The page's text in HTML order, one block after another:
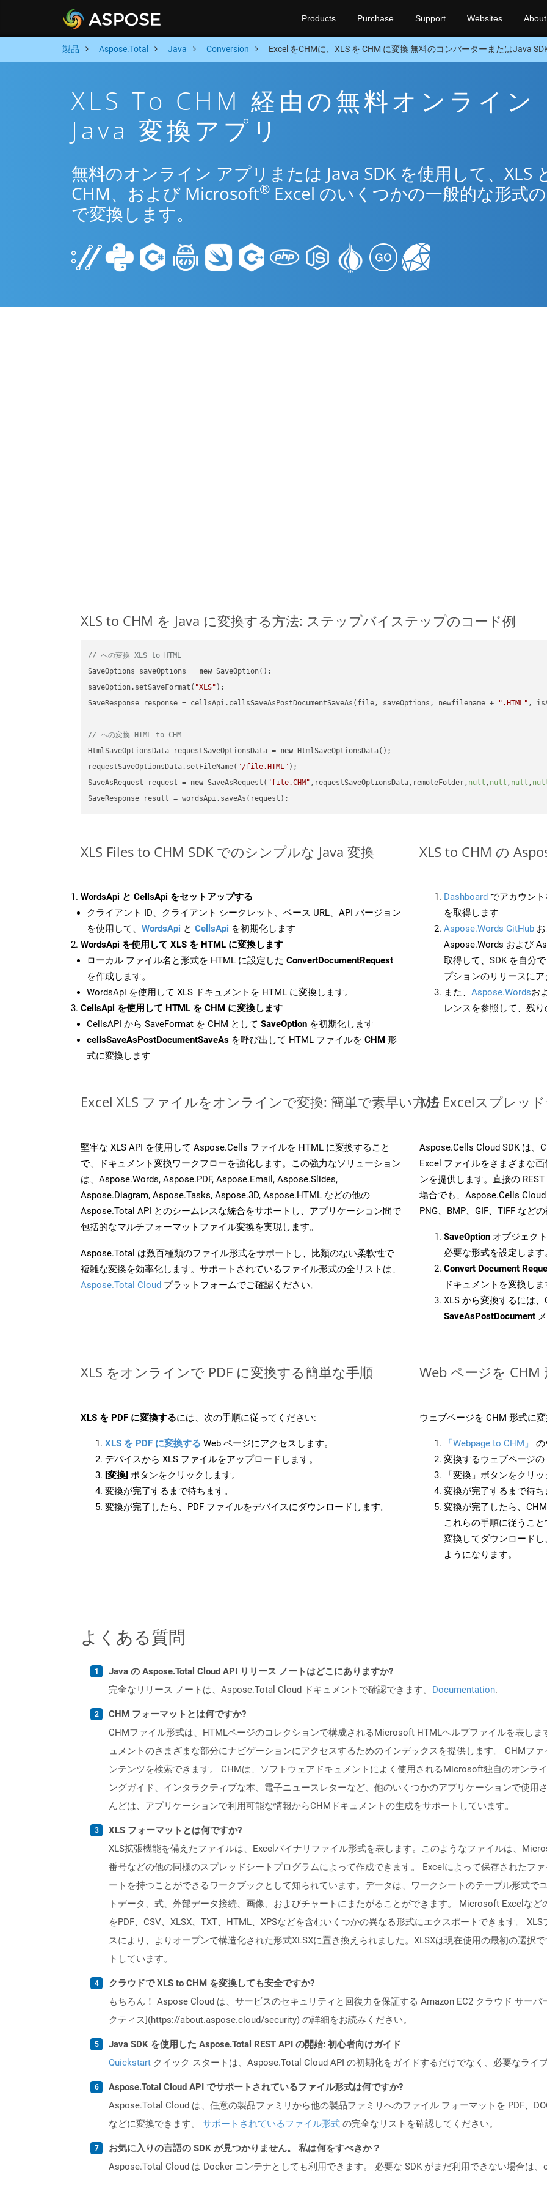
Products Purchase Support Websites About
製品 Aspose.Total Java Conversion Excel をCHMに、XLS を CHM に変換 無料のコンバーターまたはJava
XLS To CHM 経由の無料オンライン
Java 変換アプリ
無料のオンライン アプリまたは Java SDK を使用して、XLS
CHM、および Microsoft® Excel のいくつかの一般的な形式
で変換します。
XLS to CHM を Java に変換する方法: ステップバイステップのコード例
// への変換 XLS to HTML
SaveOptions saveOptions = new SaveOption();
saveOption.setSaveFormat( "XLS" );
SaveResponse response = cellsApi.cellsSaveAsPostDocumentSaveAs(file, saveOptions, newfilename +
".HTML" ,
// への変換 HTML to CHM
HtmlSaveOptionsData requestSaveOptionsData = new HtmlSaveOptionsData();
requestSaveOptionsData.setFileName( "/file.HTML" );
SaveAsRequest request = new SaveAsRequest( "file.CHM" ,requestSaveOptionsData,remoteFolder, null , null , null ,
XLS Files to CHM SDK でのシンプルな Java 変換
WordsApi と CellsApi をセットアップする
クライアント ID、クライアント シークレット、ベース URL、API バージョン
を使用して、 WordsApi と CellsApi を初期化します
WordsApi を使用して XLS を HTML に変換します
ローカル ファイル名と形式を HTML に設定した ConvertDocumentRequest
を作成します。
WordsApi を使用して XLS ドキュメントを HTML に変換します。
CellsApi を使用して HTML を CHM に変換します
CellsAPI から SaveFormat を CHM として SaveOption を初期化します
cellsSaveAsPostDocumentSaveAs を呼び出して HTML ファイルを CHM 形
式に変換します
XLS to CHM の
Dashboard でアカウン
を取得します
Aspose.Words GitHub
Aspose.Words および
取得して、SDK を自分
プションのリリースにア
また、 Aspose.Wordsお
レンスを参照して、残
Excel XLS ファイルをオンラインで変換: 簡単で素早い方法
堅牢な XLS API を使用して Aspose.Cells ファイルを HTML に変換すること
で、ドキュメント変換ワークフローを強化します。この強力なソリューション
は、Aspose.Words, Aspose.PDF, Aspose.Email, Aspose.Slides,
Aspose.Diagram, Aspose.Tasks, Aspose.3D, Aspose.HTML などの他の
Aspose.Total API とのシームレスな統合をサポートし、アプリケーション間で
包括的なマルチフォーマットファイル変換を実現します。
Aspose.Total は数百種類のファイル形式をサポートし、比類のない柔軟性で
複雑な変換を効率化します。サポートされているファイル形式の全リストは、
Aspose.Total Cloud プラットフォームでご確認ください。
MS Excelスプレッ
Aspose.Cells Cloud SDK は、
Excel ファイルをさまざまな
ンを提供します。直接の
場合でも、Aspose.Cells Cloud
PNG、BMP、GIF、TIFF など
SaveOption オブジェク
必要な形式を設定します
Convert Document
ドキュメントを変換しま
XLS から変換するには
SaveAsPostDocument
XLS をオンラインで PDF に変換する簡単な手順
XLS を PDF に変換するには、次の手順に従ってください:
XLS を PDF に変換する Web ページにアクセスします。
デバイスから XLS ファイルをアップロードします。
[変換] ボタンをクリックします。
変換が完了するまで待ちます。
変換が完了したら、PDF ファイルをデバイスにダウンロードします。
Web ページを CHM
ウェブページを CHM 形式に
「Webpage to CHM」
の
変換するウェブページの
「変換」ボタンをクリ
変換が完了するまで待ち
変換が完了したら、
これらの手順に従うこ
変換してダウンロード
ようになります。
よくある質問
Java の Aspose.Total Cloud API リリース ノートはどこにありますか?
完全なリリース ノートは、Aspose.Total Cloud ドキュメントで確認できます。 Documentation.
CHM フォーマットとは何ですか?
CHMファイル形式は、HTMLページのコレクションで構成されるMicrosoft HTMLヘルプファイルを表し
ュメントのさまざまな部分にナビゲーションにアクセスするためのインデックスを提供します。 CHMフ
ンテンツを検索できます。 CHMは、ソフトウェアドキュメントによく使用されるMicrosoft独自のオンラ
ングガイド、インタラクティブな本、電子ニュースレターなど、他のいくつかのアプリケーションで使用
んどは、アプリケーションで利用可能な情報からCHMドキュメントの生成をサポートしています。
XLS フォーマットとは何ですか?
XLS拡張機能を備えたファイルは、Excelバイナリファイル形式を表します。このようなファイルは、
番号などの他の同様のスプレッドシートプログラムによって作成できます。 Excelによって保存されたフ
ートを持つことができるワークブックとして知られています。データは、ワークシートのテーブル形式で
トデータ、式、外部データ接続、画像、およびチャートにまたがることができます。 Microsoft Excelな
をPDF、CSV、XLSX、TXT、HTML、XPSなどを含むいくつかの異なる形式にエクスポートできます。
スにより、よりオープンで構造化された形式XLSXに置き換えられました。XLSXは現在使用の最初の選択
トしています。
クラウドで XLS to CHM を変換しても安全ですか?
もちろん！ Aspose Cloud は、サービスのセキュリティと回復力を保証する Amazon EC2 クラウド サー
クティス](https://about.aspose.cloud/security) の詳細をお読みください。
Java SDK を使用した Aspose.Total REST API の開始: 初心者向けガイド
Quickstart クイック スタートは、Aspose.Total Cloud API の初期化をガイドするだけでなく、必要なライ
Aspose.Total Cloud API でサポートされているファイル形式は何ですか?
Aspose.Total Cloud は、任意の製品ファミリから他の製品ファミリへのファイル フォーマットを PDF、
などに変換できます。 サポートされているファイル形式 の完全なリストを確認してください。
お気に入りの言語の SDK が見つかりません。 私は何をすべきか？
Aspose.Total Cloud は Docker コンテナとしても利用できます。 必要な SDK がまだ利用できない場合は、